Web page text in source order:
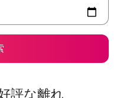
評な離れ